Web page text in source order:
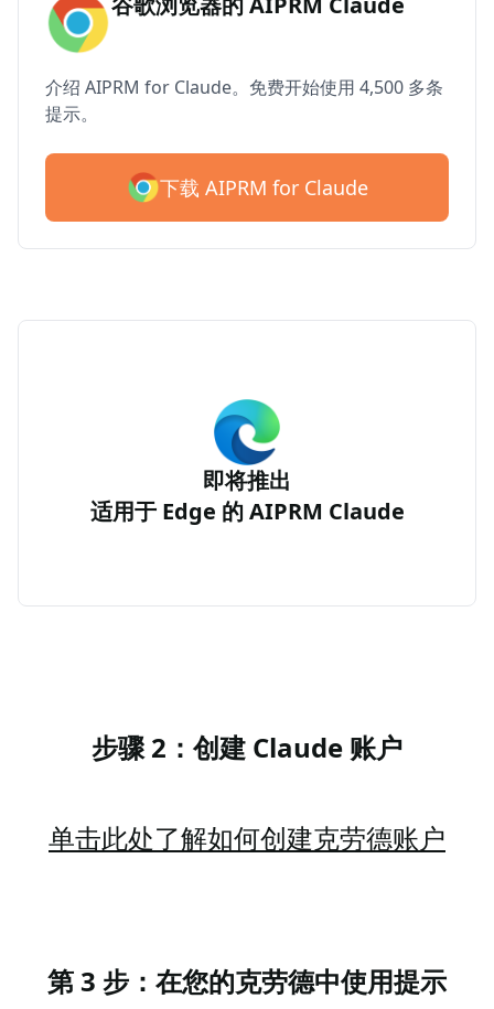
介绍 AIPRM for Claude。免费开始使用 4,500 多条
提示。
下载 AIPRM for Claude
即将推出
适用于 Edge 的 AIPRM Claude
步骤 2：创建 Claude 账户
单击此处了解如何创建克劳德账户
第 3 步：在您的克劳德中使用提示